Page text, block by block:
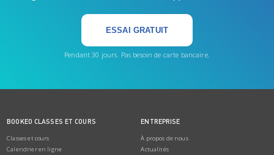
ESSAI GRATUIT
Pendant 30 jours. Pas besoin de carte bancaire.
BOOKEO CLASSES ET COURS
Classes et cours
Calendrier en ligne
ENTREPRISE
À propos de nous
Actualités